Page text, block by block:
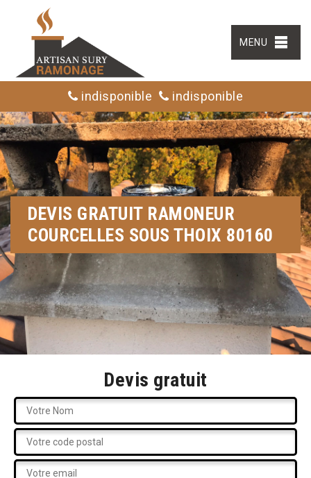
MENU
indisponible indisponible
DEVIS GRATUIT RAMONEUR
COURCELLES SOUS THOIX 80160
Devis gratuit